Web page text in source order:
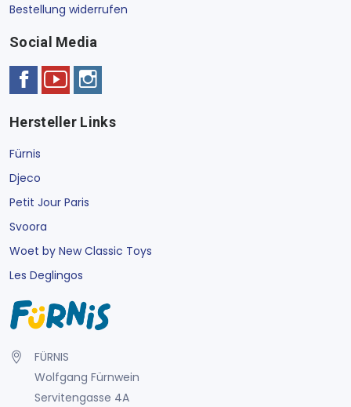
Bestellung widerrufen
Social Media
Hersteller Links
Fürnis
Djeco
Petit Jour Paris
Svoora
Woet by New Classic Toys
Les Deglingos
FÜRNIS
Wolfgang Fürnwein
Servitengasse 4A